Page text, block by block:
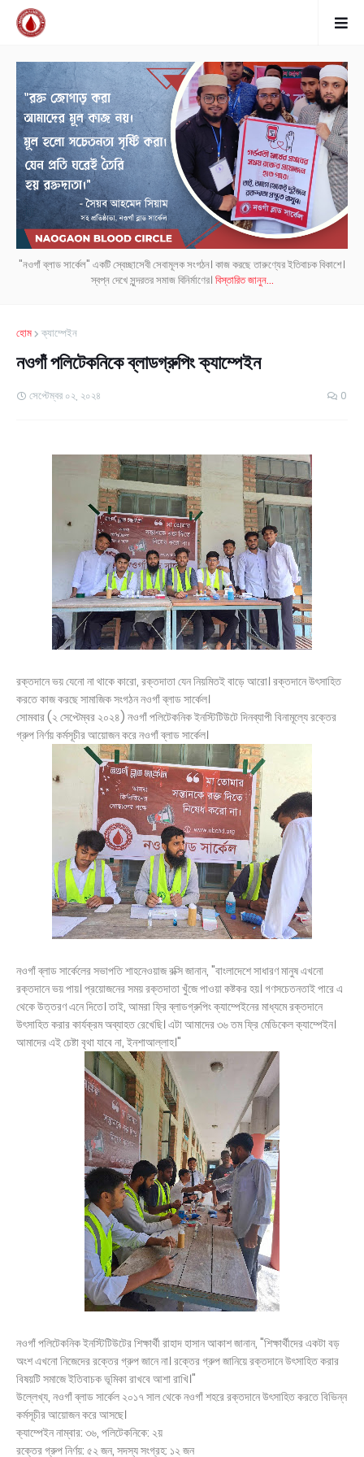
"নওগাঁ ব্লাড সার্কেল" একটি স্বেচ্ছাসেবী সেবামূলক সংগঠন। কাজ করছে তারুণ্যের ইতিবাচক বিকাশে।
স্বপ্ন দেখে সুন্দরতর সমাজ বিনির্মাণের। বিস্তারিত জানুন...
হোম ক্যাম্পেইন
নওগাঁ পলিটেকনিকে ব্লাডগ্রুপিং ক্যাম্পেইন
সেপ্টেম্বর ০২, ২০২৪ 0
রক্তদানে ভয় যেনো না থাকে কারো, রক্তদাতা যেন নিয়মিতই বাড়ে আরো। রক্তদানে উৎসাহিত
করতে কাজ করছে সামাজিক সংগঠন নওগাঁ ব্লাড সার্কেল।
সোমবার (২ সেপ্টেম্বর ২০২৪) নওগাঁ পলিটেকনিক ইনস্টিটিউটে দিনব্যাপী বিনামূল্যে রক্তের
গ্রুপ নির্ণয় কর্মসূচীর আয়োজন করে নওগাঁ ব্লাড সার্কেল।
নওগাঁ ব্লাড সার্কেলের সভাপতি শাহনেওয়াজ রক্সি জানান, "বাংলাদেশে সাধারণ মানুষ এখনো
রক্তদানে ভয় পায়। প্রয়োজনের সময় রক্তদাতা খুঁজে পাওয়া কষ্টকর হয়। গণসচেতনতাই পারে এ
থেকে উত্তরণ এনে দিতে। তাই, আমরা ফ্রি ব্লাডগ্রুপিং ক্যাম্পেইনের মাধ্যমে রক্তদানে
উৎসাহিত করার কার্যক্রম অব্যাহত রেখেছি। এটা আমাদের ৩৬ তম ফ্রি মেডিকেল ক্যাম্পেইন।
আমাদের এই চেষ্টা বৃথা যাবে না, ইনশাআল্লাহ।"
নওগাঁ পলিটেকনিক ইনস্টিটিউটের শিক্ষার্থী রাহাদ হাসান আকাশ জানান, "শিক্ষার্থীদের একটা বড়
অংশ এখনো নিজেদের রক্তের গ্রুপ জানে না। রক্তের গ্রুপ জানিয়ে রক্তদানে উৎসাহিত করার
বিষয়টি সমাজে ইতিবাচক ভূমিকা রাখবে আশা রাখি।"
উল্লেখ্য, নওগাঁ ব্লাড সার্কেল ২০১৭ সাল থেকে নওগাঁ শহরে রক্তদানে উৎসাহিত করতে বিভিন্ন
কর্মসূচীর আয়োজন করে আসছে।
ক্যাম্পেইন নাম্বার: ৩৬, পলিটেকনিকে: ২য়
রক্তের গ্রুপ নির্ণয়: ৫২ জন, সদস্য সংগ্রহ: ১২ জন